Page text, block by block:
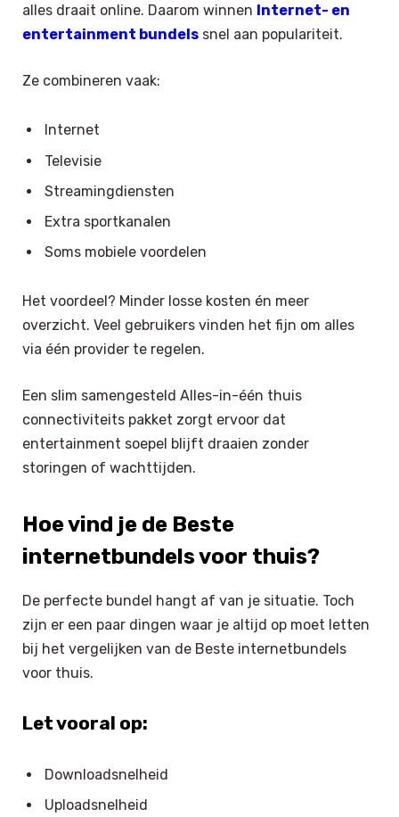
alles draait online. Daarom winnen Internet- en
entertainment bundels snel aan populariteit.
Ze combineren vaak:
Internet
Televisie
Streamingdiensten
Extra sportkanalen
Soms mobiele voordelen
Het voordeel? Minder losse kosten én meer
overzicht. Veel gebruikers vinden het fijn om alles
via één provider te regelen.
Een slim samengesteld Alles-in-één thuis
connectiviteits pakket zorgt ervoor dat
entertainment soepel blijft draaien zonder
storingen of wachttijden.
Hoe vind je de Beste
internetbundels voor thuis?
De perfecte bundel hangt af van je situatie. Toch
zijn er een paar dingen waar je altijd op moet letten
bij het vergelijken van de Beste internetbundels
voor thuis.
Let vooral op:
Downloadsnelheid
Uploadsnelheid